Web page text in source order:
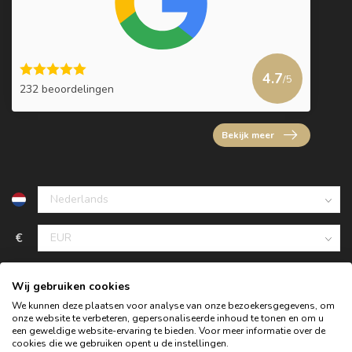
232 beoordelingen
4.7/5
Bekijk meer
€
Wij gebruiken cookies
We kunnen deze plaatsen voor analyse van onze bezoekersgegevens, om
onze website te verbeteren, gepersonaliseerde inhoud te tonen en om u
een geweldige website-ervaring te bieden. Voor meer informatie over de
cookies die we gebruiken opent u de instellingen.